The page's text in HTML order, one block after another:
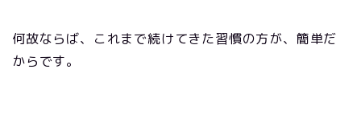
何故ならば、これまで続けてきた習慣の方が、簡単だ
からです。